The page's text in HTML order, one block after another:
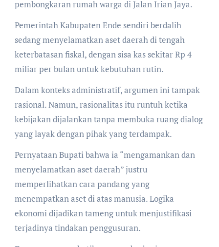
pembongkaran rumah warga di Jalan Irian Jaya.
Pemerintah Kabupaten Ende sendiri berdalih
sedang menyelamatkan aset daerah di tengah
keterbatasan fiskal, dengan sisa kas sekitar Rp 4
miliar per bulan untuk kebutuhan rutin.
Dalam konteks administratif, argumen ini tampak
rasional. Namun, rasionalitas itu runtuh ketika
kebijakan dijalankan tanpa membuka ruang dialog
yang layak dengan pihak yang terdampak.
Pernyataan Bupati bahwa ia “mengamankan dan
menyelamatkan aset daerah” justru
memperlihatkan cara pandang yang
menempatkan aset di atas manusia. Logika
ekonomi dijadikan tameng untuk menjustifikasi
terjadinya tindakan penggusuran.